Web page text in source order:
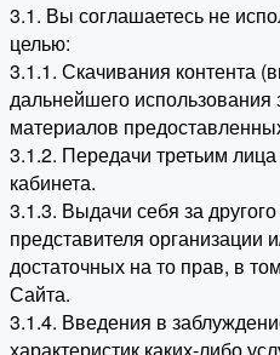
3.1. Вы соглашаетесь не
целью:
3.1.1. Скачивания контента
дальнейшего
материалов
3.1.2. Передачи третьим
кабинета.
3.1.3. Выдачи себя за
представителя организации
достаточных на то прав, в
Сайта.
3.1.4. Введения в